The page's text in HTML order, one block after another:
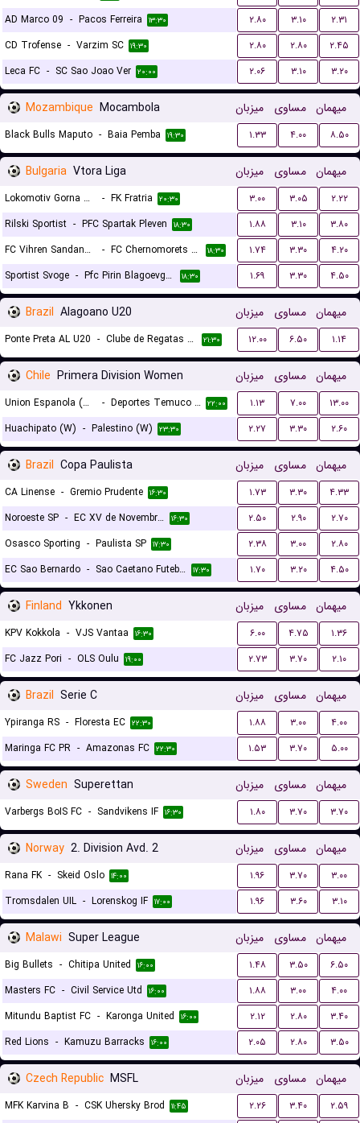
AD Marco 09 - Pacos Ferreira ۱۳:۳۰ ۲.۸۰ ۳.۱۰
۲.۳۱
CD Trofense - Varzim SC ۱۹:۳۰ ۲.۸۰ ۲.۸۰
۲.۴۵
Leca FC - SC Sao Joao Ver ۲۰:۰۰ ۲.۰۶ ۳.۱۰ ۳.۲۰
Mozambique Mocambola میزبان مساوی میهمان
Black Bulls Maputo - Baia Pemba ۱۹:۳۰ ۱.۳۳ ۴.۰۰ ۸.۵۰
Bulgaria Vtora Liga میزبان مساوی میهمان
Lokomotiv Gorna Oryahovitsa - FK Fratria ۲۰:۳۰ ۳.۰۰ ۳.۰۵
۲.۲۲
Rilski Sportist - PFC Spartak Pleven ۱۸:۳۰ ۱.۸۸ ۳.۱۰
۳.۸۰
FC Vihren Sandanski
- FC Chernomorets 1919 Burgas ۱۸:۳۰ ۱.۷۴ ۳.۳۰
۴.۲۰
Sportist Svoge - Pfc Pirin Blagoevgrad ۱۸:۳۰ ۱.۶۹ ۳.۳۰ ۴.۵۰
Brazil Alagoano U20 میزبان مساوی میهمان
Ponte Preta AL U20 - Clube de Regatas Brasil U20 ۲۱:۳۰ ۱۲.۰۰ ۶.۵۰ ۱.۱۴
Chile Primera Division Women میزبان مساوی میهمان
Union Espanola (W) - Deportes Temuco (W) ۲۲:۰۰ ۱.۱۳ ۷.۰۰
۱۳.۰۰
Huachipato (W) - Palestino (W) ۲۳:۳۰ ۲.۲۷ ۳.۳۰ ۲.۶۰
Brazil Copa Paulista میزبان مساوی میهمان
CA Linense - Gremio Prudente ۱۶:۳۰ ۱.۷۳ ۳.۳۰
۴.۳۳
Noroeste SP - EC XV de Novembro (Piracicaba) ۱۶:۳۰ ۲.۵۰ ۲.۹۰
۲.۷۰
Osasco Sporting - Paulista SP ۱۷:۳۰ ۲.۳۸ ۳.۰۰
۲.۸۰
EC Sao Bernardo - Sao Caetano Futebol ۱۷:۳۰ ۱.۷۰ ۳.۲۰ ۴.۵۰
Finland Ykkonen میزبان مساوی میهمان
KPV Kokkola - VJS Vantaa ۱۶:۳۰ ۶.۰۰ ۴.۷۵
۱.۳۶
FC Jazz Pori - OLS Oulu ۱۹:۰۰ ۲.۷۳ ۳.۷۰ ۲.۱۰
Brazil Serie C میزبان مساوی میهمان
Ypiranga RS - Floresta EC ۲۲:۳۰ ۱.۸۸ ۳.۰۰
۴.۰۰
Maringa FC PR - Amazonas FC ۲۲:۳۰ ۱.۵۳ ۳.۷۰ ۵.۰۰
Sweden Superettan میزبان مساوی میهمان
Varbergs BoIS FC - Sandvikens IF ۱۶:۳۰ ۱.۸۰ ۳.۷۰ ۳.۷۰
Norway 2. Division Avd. 2 میزبان مساوی میهمان
Rana FK - Skeid Oslo ۱۴:۰۰ ۱.۹۶ ۳.۷۰
۳.۰۰
Tromsdalen UIL - Lorenskog IF ۱۷:۰۰ ۱.۹۶ ۳.۶۰ ۳.۱۰
Malawi Super League میزبان مساوی میهمان
Big Bullets - Chitipa United ۱۶:۰۰ ۱.۴۸ ۳.۵۰
۶.۵۰
Masters FC - Civil Service Utd ۱۶:۰۰ ۱.۸۸ ۳.۰۰
۴.۰۰
Mitundu Baptist FC - Karonga United ۱۶:۰۰ ۲.۱۲ ۲.۸۰
۳.۴۰
Red Lions - Kamuzu Barracks ۱۶:۰۰ ۲.۰۵ ۲.۸۰ ۳.۵۰
Czech Republic MSFL میزبان مساوی میهمان
MFK Karvina B - CSK Uhersky Brod ۱۱:۴۵ ۲.۲۶ ۳.۴۰
۲.۵۹